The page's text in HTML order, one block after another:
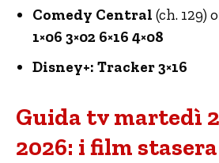
Comedy Central (ch. 129)
1×06 3×02 6×16 4×08
Disney+: Tracker 3×16
Guida tv martedì
2026: i film